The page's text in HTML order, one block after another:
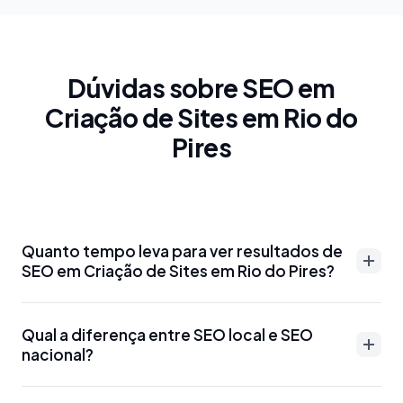
Dúvidas sobre SEO em
Criação de Sites em Rio do
Pires
Quanto tempo leva para ver resultados de
SEO em Criação de Sites em Rio do Pires?
Pires podem aparecer entre 3-6 meses para
palavras-chave menos competitivas. Para termos
mais disputados como 'advogado Criação de Sites
Qual a diferença entre SEO local e SEO
nacional?